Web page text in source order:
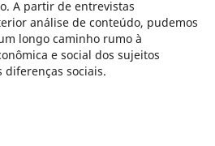
A partir de entrevistas
análise de conteúdo, pudemos
longo caminho rumo à
e social dos sujeitos
sociais.